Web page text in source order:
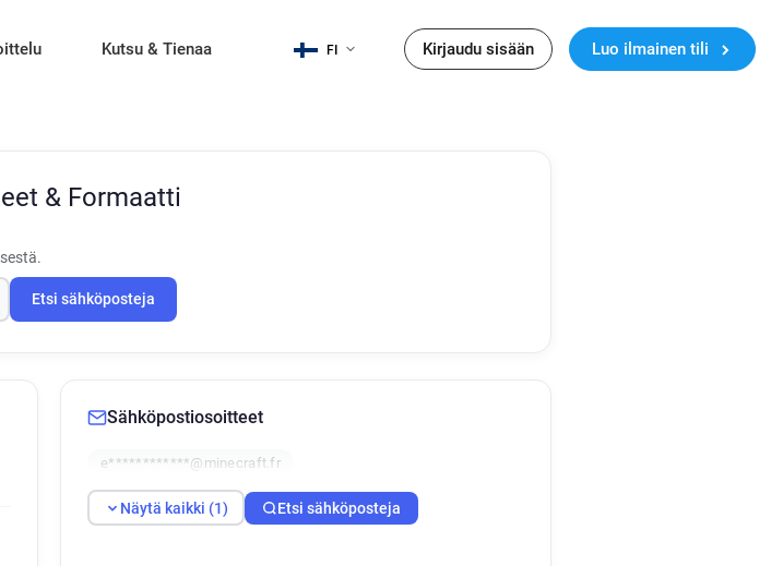
Kutsu & Tienaa FI Kirjaudu sisään Luo ilmainen tili
& Formaatti
Etsi sähköposteja
Sähköpostiosoitteet
e************@minecraft.fr
Näytä kaikki (1) Etsi sähköposteja